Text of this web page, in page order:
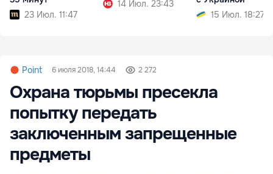
23 Июл. 11:47
14 Июл. 23:43
15 Июл. 18:27
Point 6 июля 2018, 14:44 2 272
Охрана тюрьмы пресекла
попытку передать
заключенным запрещенные
предметы